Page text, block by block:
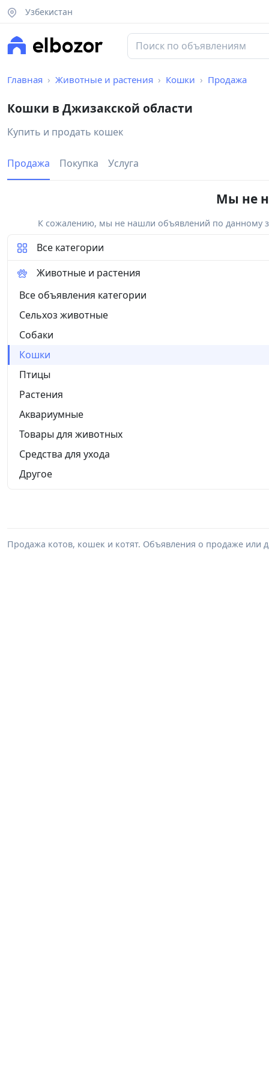
Узбекистан
Главная Животные и растения Кошки Продажа
Кошки в Джизакской области
Купить и продать кошек
Продажа Покупка Услуга
Мы не
К сожалению, мы не нашли объявлений по данному
Все категории
Животные и растения
Все объявления категории
Сельхоз животные
Собаки
Кошки
Птицы
Растения
Аквариумные
Товары для животных
Средства для ухода
Другое
Продажа котов, кошек и котят. Объявления о продаже или